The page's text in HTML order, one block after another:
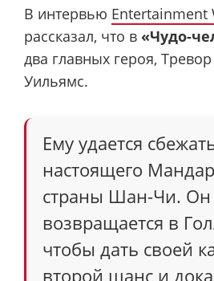
В интервью Entertainment
рассказал, что в «Чудо-
два главных героя,
Уильямс.
Ему удается
настоящего
страны Шан-Чи. Он
возвращается в
чтобы дать своей
второй шанс и